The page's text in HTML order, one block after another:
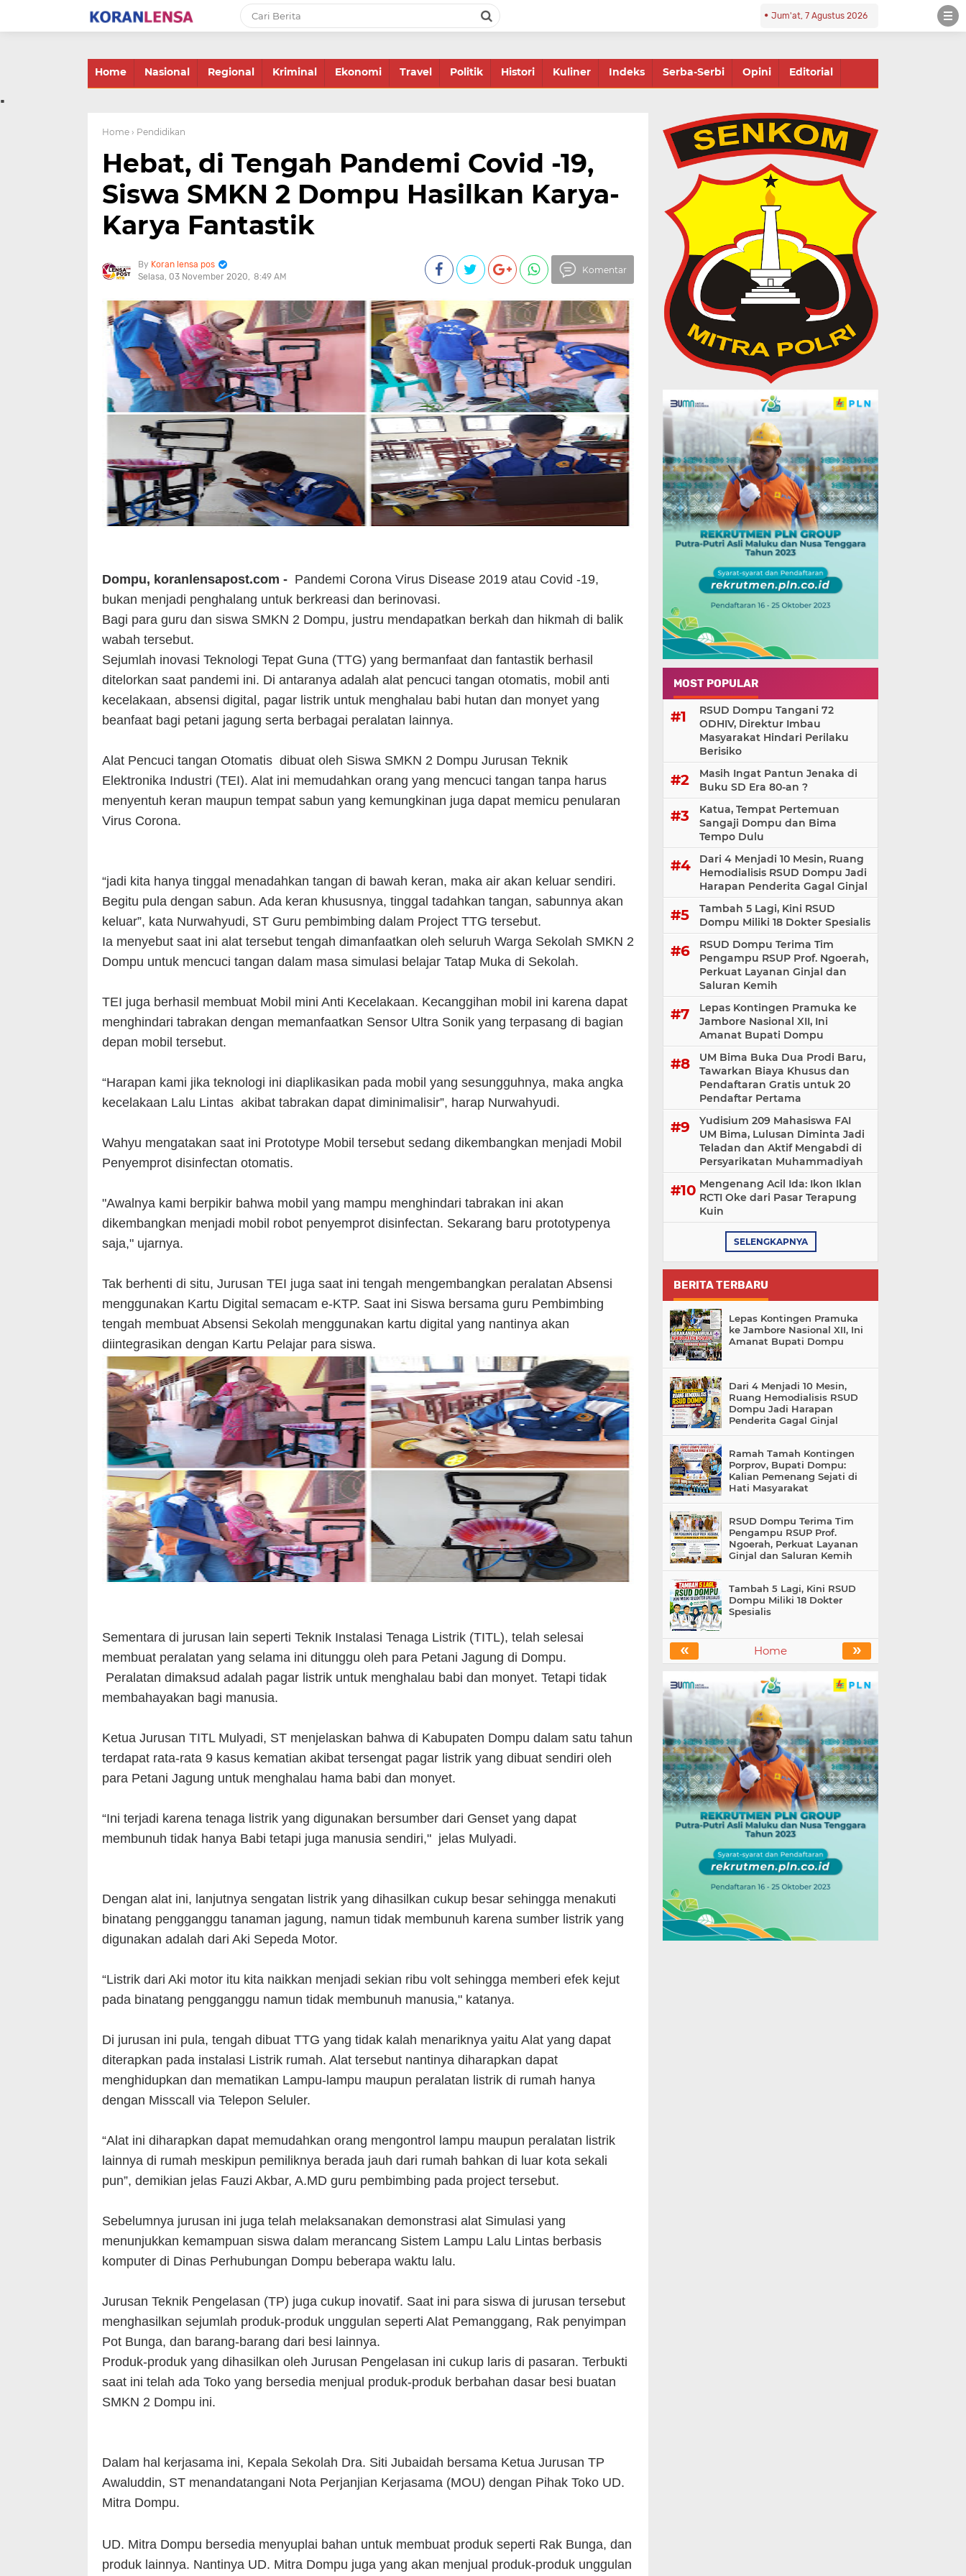
Jum'at, 7 Agustus 2026
Home Nasional Regional Kriminal Ekonomi Travel Politik Histori Kuliner Indeks Serba-Serbi Opini Editorial
.
Home › Pendidikan
Hebat, di Tengah Pandemi Covid -19,
Siswa SMKN 2 Dompu Hasilkan Karya-
Karya Fantastik
Koran lensa pos
Selasa, 03 November 2020
8:49 AM
Komentar
Dompu, koranlensapost.com - Pandemi Corona Virus Disease 2019 atau Covid -19,
bukan menjadi penghalang untuk berkreasi dan berinovasi.
Bagi para guru dan siswa SMKN 2 Dompu, justru mendapatkan berkah dan hikmah di balik
wabah tersebut.
Sejumlah inovasi Teknologi Tepat Guna (TTG) yang bermanfaat dan fantastik berhasil
ditelorkan saat pandemi ini. Di antaranya adalah alat pencuci tangan otomatis, mobil anti
kecelakaan, absensi digital, pagar listrik untuk menghalau babi hutan dan monyet yang
beanfaat bagi petani jagung serta berbagai peralatan lainnya.
Alat Pencuci tangan Otomatis dibuat oleh Siswa SMKN 2 Dompu Jurusan Teknik
Elektronika Industri (TEI). Alat ini memudahkan orang yang mencuci tangan tanpa harus
menyentuh keran maupun tempat sabun yang kemungkinan juga dapat memicu penularan
Virus Corona.
“jadi kita hanya tinggal menadahkan tangan di bawah keran, maka air akan keluar sendiri.
Begitu pula dengan sabun. Ada keran khususnya, tinggal tadahkan tangan, sabunnya akan
keluar”, kata Nurwahyudi, ST Guru pembimbing dalam Project TTG tersebut.
Ia menyebut saat ini alat tersebut tengah dimanfaatkan oleh seluruh Warga Sekolah SMKN 2
Dompu untuk mencuci tangan dalam masa simulasi belajar Tatap Muka di Sekolah.
TEI juga berhasil membuat Mobil mini Anti Kecelakaan. Kecanggihan mobil ini karena dapat
menghindari tabrakan dengan memanfaatkan Sensor Ultra Sonik yang terpasang di bagian
depan mobil tersebut.
“Harapan kami jika teknologi ini diaplikasikan pada mobil yang sesungguhnya, maka angka
kecelakaan Lalu Lintas akibat tabrakan dapat diminimalisir”, harap Nurwahyudi.
Wahyu mengatakan saat ini Prototype Mobil tersebut sedang dikembangkan menjadi Mobil
Penyemprot disinfectan otomatis.
"Awalnya kami berpikir bahwa mobil yang mampu menghindari tabrakan ini akan
dikembangkan menjadi mobil robot penyemprot disinfectan. Sekarang baru prototypenya
saja," ujarnya.
Tak berhenti di situ, Jurusan TEI juga saat ini tengah mengembangkan peralatan Absensi
menggunakan Kartu Digital semacam e-KTP. Saat ini Siswa bersama guru Pembimbing
tengah membuat Absensi Sekolah menggunakan kartu digital yang nantinya akan
diintegrasikan dengan Kartu Pelajar para siswa.
Sementara di jurusan lain seperti Teknik Instalasi Tenaga Listrik (TITL), telah selesai
membuat peralatan yang selama ini ditunggu oleh para Petani Jagung di Dompu.
Peralatan dimaksud adalah pagar listrik untuk menghalau babi dan monyet. Tetapi tidak
membahayakan bagi manusia.
Ketua Jurusan TITL Mulyadi, ST menjelaskan bahwa di Kabupaten Dompu dalam satu tahun
terdapat rata-rata 9 kasus kematian akibat tersengat pagar listrik yang dibuat sendiri oleh
para Petani Jagung untuk menghalau hama babi dan monyet.
“Ini terjadi karena tenaga listrik yang digunakan bersumber dari Genset yang dapat
membunuh tidak hanya Babi tetapi juga manusia sendiri," jelas Mulyadi.
Dengan alat ini, lanjutnya sengatan listrik yang dihasilkan cukup besar sehingga menakuti
binatang pengganggu tanaman jagung, namun tidak membunuh karena sumber listrik yang
digunakan adalah dari Aki Sepeda Motor.
“Listrik dari Aki motor itu kita naikkan menjadi sekian ribu volt sehingga memberi efek kejut
pada binatang pengganggu namun tidak membunuh manusia," katanya.
Di jurusan ini pula, tengah dibuat TTG yang tidak kalah menariknya yaitu Alat yang dapat
diterapkan pada instalasi Listrik rumah. Alat tersebut nantinya diharapkan dapat
menghidupkan dan mematikan Lampu-lampu maupun peralatan listrik di rumah hanya
dengan Misscall via Telepon Seluler.
“Alat ini diharapkan dapat memudahkan orang mengontrol lampu maupun peralatan listrik
lainnya di rumah meskipun pemiliknya berada jauh dari rumah bahkan di luar kota sekali
pun”, demikian jelas Fauzi Akbar, A.MD guru pembimbing pada project tersebut.
Sebelumnya jurusan ini juga telah melaksanakan demonstrasi alat Simulasi yang
menunjukkan kemampuan siswa dalam merancang Sistem Lampu Lalu Lintas berbasis
komputer di Dinas Perhubungan Dompu beberapa waktu lalu.
Jurusan Teknik Pengelasan (TP) juga cukup inovatif. Saat ini para siswa di jurusan tersebut
menghasilkan sejumlah produk-produk unggulan seperti Alat Pemanggang, Rak penyimpan
Pot Bunga, dan barang-barang dari besi lainnya.
Produk-produk yang dihasilkan oleh Jurusan Pengelasan ini cukup laris di pasaran. Terbukti
saat ini telah ada Toko yang bersedia menjual produk-produk berbahan dasar besi buatan
SMKN 2 Dompu ini.
Dalam hal kerjasama ini, Kepala Sekolah Dra. Siti Jubaidah bersama Ketua Jurusan TP
Awaluddin, ST menandatangani Nota Perjanjian Kerjasama (MOU) dengan Pihak Toko UD.
Mitra Dompu.
UD. Mitra Dompu bersedia menyuplai bahan untuk membuat produk seperti Rak Bunga, dan
produk lainnya. Nantinya UD. Mitra Dompu juga yang akan menjual produk-produk unggulan
MOST POPULAR
RSUD Dompu Tangani 72
ODHIV, Direktur Imbau
Masyarakat Hindari Perilaku
Berisiko
Masih Ingat Pantun Jenaka di
Buku SD Era 80-an ?
Katua, Tempat Pertemuan
Sangaji Dompu dan Bima
Tempo Dulu
Dari 4 Menjadi 10 Mesin, Ruang
Hemodialisis RSUD Dompu Jadi
Harapan Penderita Gagal Ginjal
Tambah 5 Lagi, Kini RSUD
Dompu Miliki 18 Dokter Spesialis
RSUD Dompu Terima Tim
Pengampu RSUP Prof. Ngoerah,
Perkuat Layanan Ginjal dan
Saluran Kemih
Lepas Kontingen Pramuka ke
Jambore Nasional XII, Ini
Amanat Bupati Dompu
UM Bima Buka Dua Prodi Baru,
Tawarkan Biaya Khusus dan
Pendaftaran Gratis untuk 20
Pendaftar Pertama
Yudisium 209 Mahasiswa FAI
UM Bima, Lulusan Diminta Jadi
Teladan dan Aktif Mengabdi di
Persyarikatan Muhammadiyah
Mengenang Acil Ida: Ikon Iklan
RCTI Oke dari Pasar Terapung
Kuin
SELENGKAPNYA
BERITA TERBARU
Lepas Kontingen Pramuka
ke Jambore Nasional XII, Ini
Amanat Bupati Dompu
Dari 4 Menjadi 10 Mesin,
Ruang Hemodialisis RSUD
Dompu Jadi Harapan
Penderita Gagal Ginjal
Ramah Tamah Kontingen
Porprov, Bupati Dompu:
Kalian Pemenang Sejati di
Hati Masyarakat
RSUD Dompu Terima Tim
Pengampu RSUP Prof.
Ngoerah, Perkuat Layanan
Ginjal dan Saluran Kemih
Tambah 5 Lagi, Kini RSUD
Dompu Miliki 18 Dokter
Spesialis
« »
Home